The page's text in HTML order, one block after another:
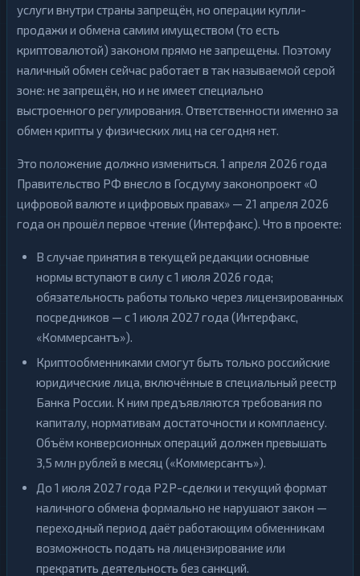
услуги внутри страны запрещён, но операции купли-
продажи и обмена самим имуществом (то есть
криптовалютой) законом прямо не запрещены. Поэтому
наличный обмен сейчас работает в так называемой серой
зоне: не запрещён, но и не имеет специально
выстроенного регулирования. Ответственности именно за
обмен крипты у физических лиц на сегодня нет.
Это положение должно измениться. 1 апреля 2026 года
Правительство РФ внесло в Госдуму законопроект «О
цифровой валюте и цифровых правах» — 21 апреля 2026
года он прошёл первое чтение (Интерфакс). Что в проекте:
В случае принятия в текущей редакции основные
нормы вступают в силу с 1 июля 2026 года;
обязательность работы только через лицензированных
посредников — с 1 июля 2027 года (Интерфакс,
«Коммерсантъ»).
Криптообменниками смогут быть только российские
юридические лица, включённые в специальный реестр
Банка России. К ним предъявляются требования по
капиталу, нормативам достаточности и комплаенсу.
Объём конверсионных операций должен превышать
3,5 млн рублей в месяц («Коммерсантъ»).
До 1 июля 2027 года P2P-сделки и текущий формат
наличного обмена формально не нарушают закон —
переходный период даёт работающим обменникам
возможность подать на лицензирование или
прекратить деятельность без санкций.